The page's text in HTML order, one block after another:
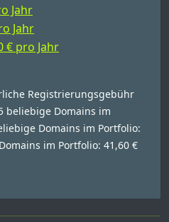
Jahr
Jahr
€ pro Jahr
Registrierungsgebühr
beliebige Domains im
Domains im Portfolio:
im Portfolio: 41,60 €